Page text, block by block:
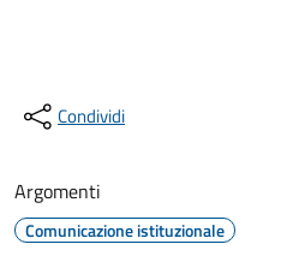
Condividi
Argomenti
Comunicazione istituzionale